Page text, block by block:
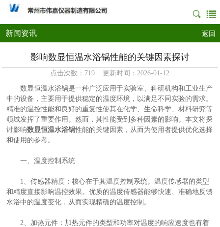
新闻资讯 返回
影响数显恒温水浴锅性能的关键因素探讨
点击次数：719 更新时间：2026-01-12
数显恒温水浴锅是一种广泛应用于实验室、科研机构和工业生产
中的设备，主要用于提供稳定的温度环境，以满足不同实验的需求。
精准的温控性能和良好的重复性使其在化学、生命科学、材料研究等
领域发挥了重要作用。然而，其性能受到多种因素的影响。本文将探
讨影响数显恒温水浴锅性能的关键因素，从而为使用者提供优化选择
和使用的参考。
一、温度控制系统
1、传感器精度：核心在于其温度控制系统。温度传感器的类型
和精度直接影响温控效果。优质的温度传感器能够快速、准确地反馈
水浴中的温度变化，从而实现精确的温度控制。
2、加热元件：加热元件的类型和功率对温度的响应速度也有着